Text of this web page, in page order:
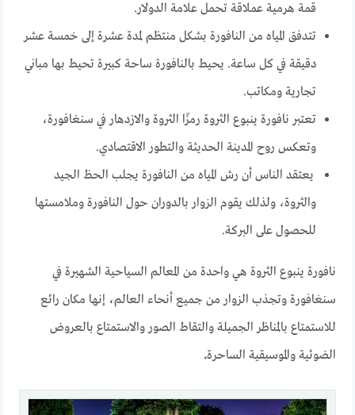
قمة هرمية عملاقة تحمل علامة الدولار.
تتدفق المياه من النافورة بشكل منتظم لمدة عشرة إلى خمسة عشر
دقيقة في كل ساعة. يحيط بالنافورة ساحة كبيرة تحيط بها مباني
تجارية ومكاتب.
تعتبر نافورة ينبوع الثروة رمزًا الثروة والازدهار في سنغافورة،
وتعكس روح المدينة الحديثة والتطور الاقتصادي.
يعتقد الناس أن رش المياه من النافورة يجلب الحظ الجيد
والثروة، ولذلك يقوم الزوار بالدوران حول النافورة وملامستها
للحصول على البركة.
نافورة ينبوع الثروة هي واحدة من المعالم السياحية الشهيرة في
سنغافورة وتجذب الزوار من جميع أنحاء العالم، إنها مكان رائع
للاستمتاع بالمناظر الجميلة والتقاط الصور والاستمتاع بالعروض
الضوئية والموسيقية الساحرة.